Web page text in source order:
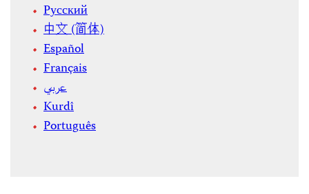
Русский
中文 (简体)
Español
Français
عربي
Kurdî
Português